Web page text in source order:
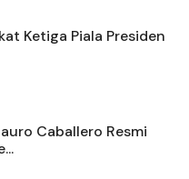
Ketiga Piala Presiden
Caballero Resmi